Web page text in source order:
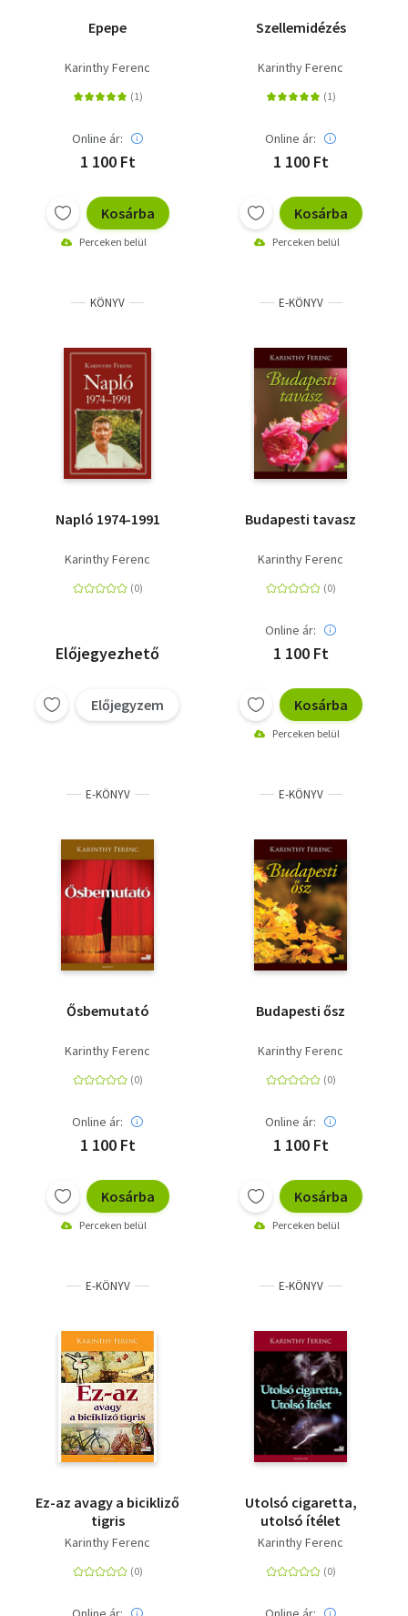
Epepe
Karinthy Ferenc
Online ár:
1 100 Ft
Kosárba
Perceken belül
Szellemidézés
Karinthy Ferenc
Online ár:
1 100 Ft
Kosárba
Perceken belül
KÖNYV
Napló 1974-1991
Karinthy Ferenc
Előjegyezhető
Előjegyzem
E-KÖNYV
Budapesti tavasz
Karinthy Ferenc
Online ár:
1 100 Ft
Kosárba
Perceken belül
E-KÖNYV
Ősbemutató
Karinthy Ferenc
Online ár:
1 100 Ft
Kosárba
Perceken belül
E-KÖNYV
Budapesti ősz
Karinthy Ferenc
Online ár:
1 100 Ft
Kosárba
Perceken belül
E-KÖNYV
Ez-az avagy a bicikliző
tigris
Karinthy Ferenc
E-KÖNYV
Utolsó cigaretta,
utolsó ítélet
Karinthy Ferenc